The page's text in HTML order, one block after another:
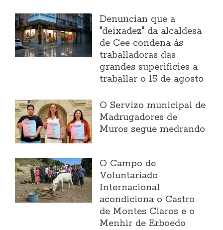
Denuncian que a
"deixadez" da alcaldesa
de Cee condena ás
traballadoras das
grandes superificies a
traballar o 15 de agosto
O Servizo municipal de
Madrugadores de
Muros segue medrando
O Campo de
Voluntariado
Internacional
acondiciona o Castro
de Montes Claros e o
Menhir de Erboedo